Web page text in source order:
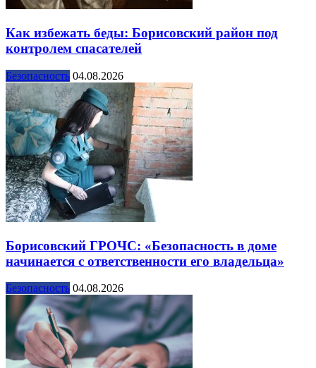
Как избежать беды: Борисовский район под
контролем спасателей
Безопасность 04.08.2026
Борисовский ГРОЧС: «Безопасность в доме
начинается с ответственности его владельца»
Безопасность 04.08.2026